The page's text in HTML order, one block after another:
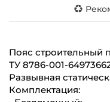
Пояс строительный
ТУ 8786-001-
Развывная
Комплектация: